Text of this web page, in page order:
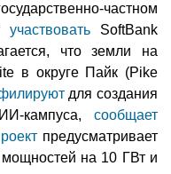
частном
участвовать SoftBank
что земли на
в округе Пайк (Pike
для создания
кампуса, сообщает
предусматривает
на 10 ГВт и